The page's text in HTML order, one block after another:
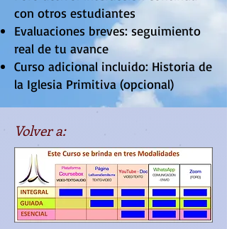
con otros estudiantes
Evaluaciones breves: seguimiento
real de tu avance
Curso adicional incluido: Historia de
la Iglesia Primitiva (opcional)
Volver a: